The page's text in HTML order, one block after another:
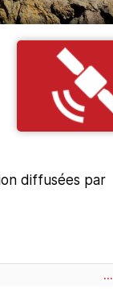
diffusées par
...